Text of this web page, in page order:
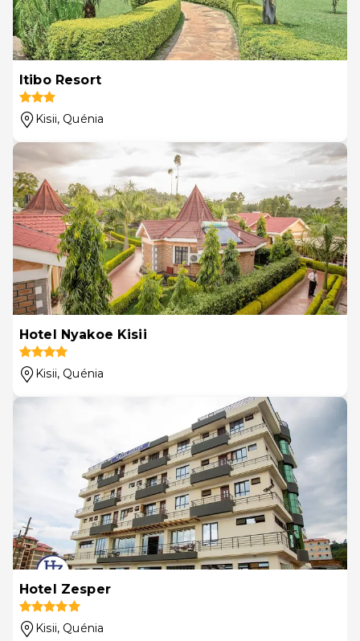
Itibo Resort
Kisii, Quénia
Hotel Nyakoe Kisii
Kisii, Quénia
Hotel Zesper
Kisii, Quénia